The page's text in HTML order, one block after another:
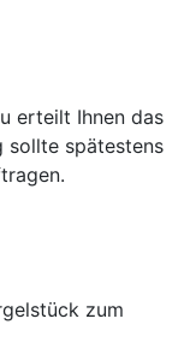
erteilt Ihnen das
sollte spätestens
zum